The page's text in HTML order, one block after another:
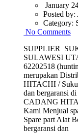
January
Posted by:
Category:
No Comments
SUPPLIER
SULAWESI
62202518
merupakan
HITACHI /
dan bergaransi
CADANG
Kami Menjual
Spare part Alat
bergaransi dan